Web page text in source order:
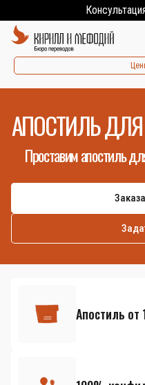
АПОСТИЛЬ
Проставим апостиль
Апостиль от